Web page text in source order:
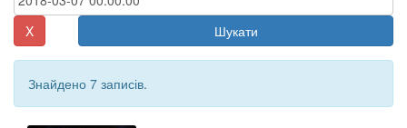
X Шукати
Знайдено 7 записів.